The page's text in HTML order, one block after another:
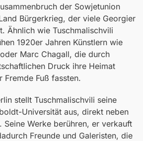
der Sowjetunion
Bürgerkrieg, der viele Georgier
Ähnlich wie Tuschmalischvili
1920er Jahren Künstlern wie
Marc Chagall, die durch
Druck ihre Heimat
Fremde Fuß fassten.
stellt Tuschmalischvili seine
Universität aus, direkt neben
Seine Werke berühren, er verkauft
Freunde und Galeristen, die